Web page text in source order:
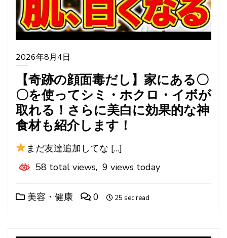
2026年8月4日
【奇跡の顔面毒だし】家にある〇
〇を使ってシミ・ホクロ・イボが
取れる！さらに美白に効果的な神
食材も紹介します！
まだ友達追加してな […]
58 total views, 9 views today
美容・健康 0 25 sec read